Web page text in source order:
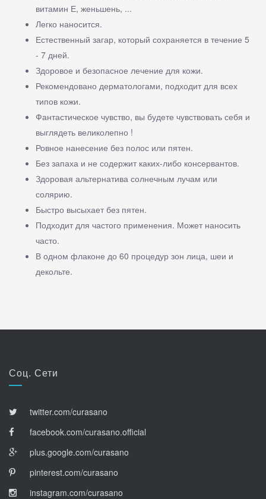
витамин Е, женьшень, ...
Легко наносится.
Естественный загар, который сохраняется в течение 5
- 7 дней.
Здоровое и безопасное лечение для кожи.
Рекомендовано дерматологами, подходит для всех
типов кожи.
Фантастическое чувство, вы будете чувствовать себя и
выглядеть великолепно !
Ровное нанесение без полос или пятен.
Без запаха и не содержит каких-либо консервантов.
Здоровая альтернатива солнечным лучам или
солярию.
Быстро высыхает без пятен.
Подходит для частого применения. Может наносить
часто.
В одном флаконе до 60 процедур зон лица, шеи и
декольте.
Соц. Сети
twitter.com/curasano
facebook.com/curasano.official
plus.google.com/curasano
pinterest.com/curasano
instagram.com/curasano